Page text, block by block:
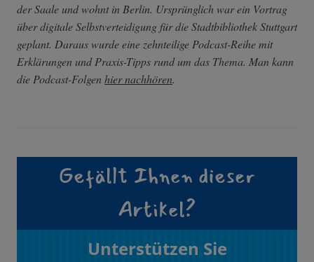
der Saale und wohnt in Berlin. Ursprünglich war ein Vortrag
über digitale Selbstverteidigung für die Stadtbibliothek Stuttgart
geplant. Daraus wurde eine zehnteilige Podcast-Reihe mit
Erklärungen und Praxis-Tipps rund um das Thema. Man kann
die Podcast-Folgen hier nachhören.
Gefällt Ihnen dieser
Artikel?
Unterstützen Sie